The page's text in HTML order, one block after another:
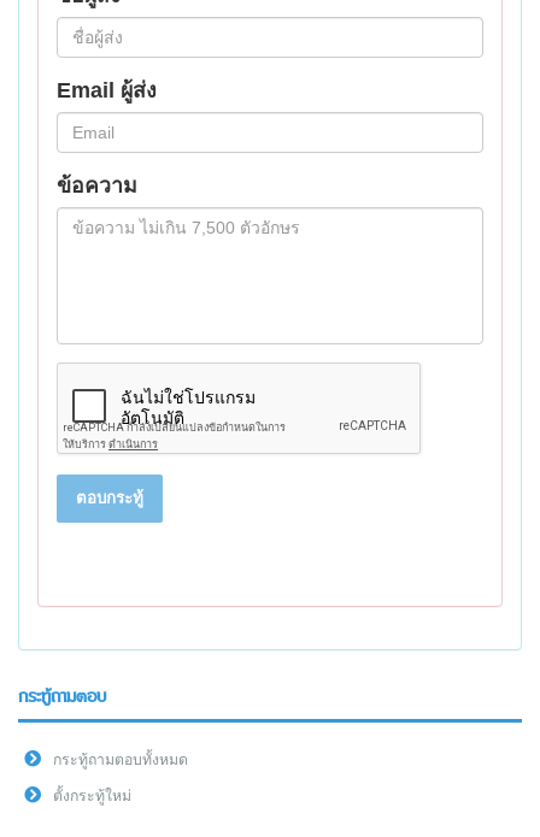
Email ผู้ส่ง
ข้อความ
ตอบกระทู้
กระทู้ถามตอบ
กระทู้ถามตอบทั้งหมด
ตั้งกระทู้ใหม่